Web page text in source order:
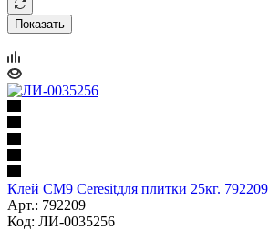
Показать
Клей CM9 Ceresitдля плитки 25кг. 792209
Арт.: 792209
Код: ЛИ-0035256